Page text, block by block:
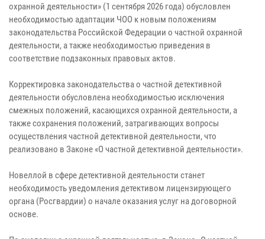
охранной деятельности» (1 сентября 2026 года) обусловлен
необходимостью адаптации ЧОО к новым положениям
законодательства Российской Федерации о частной охранной
деятельности, а также необходимостью приведения в
соответствие подзаконных правовых актов.
Корректировка законодательства о частной детективной
деятельности обусловлена необходимостью исключения
смежных положений, касающихся охранной деятельности, а
также сохранения положений, затрагивающих вопросы
осуществления частной детективной деятельности, что
реализовано в Законе «О частной детективной деятельности».
Новеллой в сфере детективной деятельности станет
необходимость уведомления детективом лицензирующего
органа (Росгвардии) о начале оказания услуг на договорной
основе.